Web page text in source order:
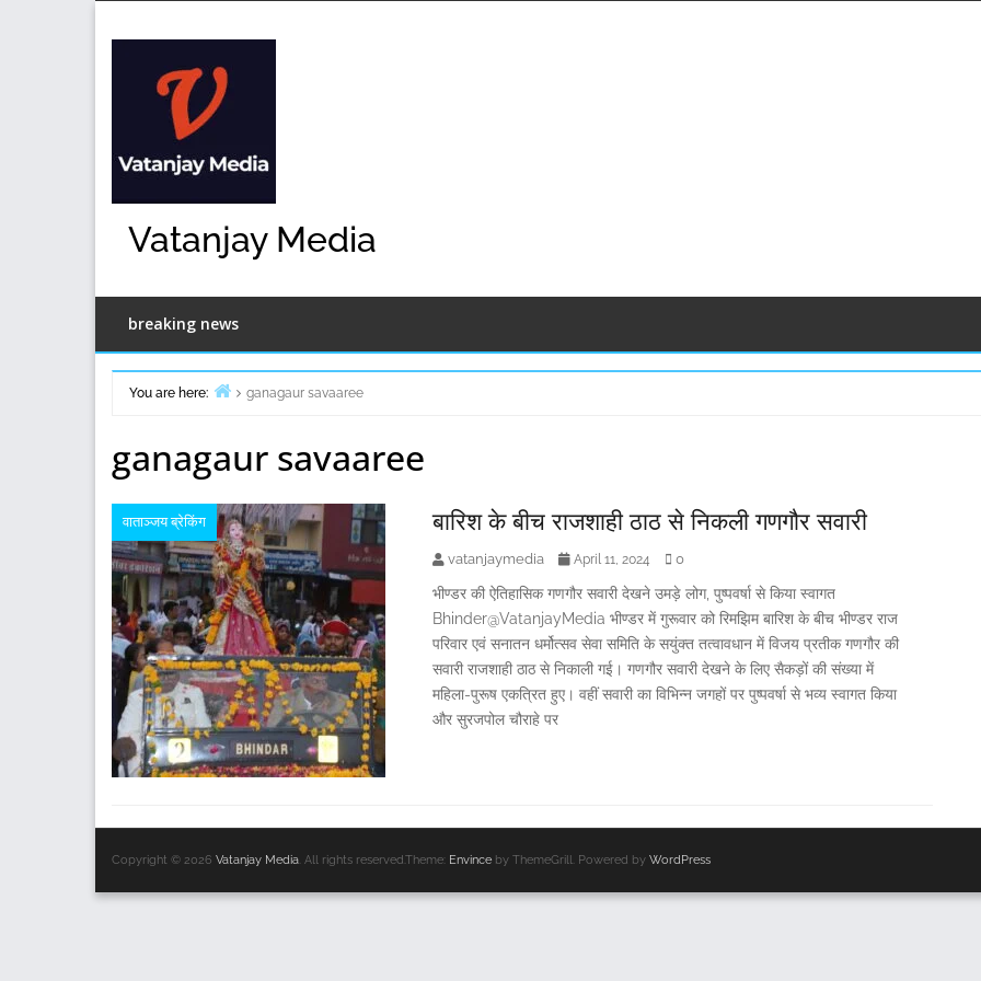
Vatanjay Media
breaking news
You are here:
ganagaur savaaree
ganagaur savaaree
वाताञ्जय ब्रेकिंग बारिश के बीच राजशाही ठाठ से निकली गणगौर सवारी
vatanjaymedia April 11, 2024 0
भीण्डर की ऐतिहासिक गणगौर सवारी देखने उमड़े लोग, पुष्पवर्षा से किया स्वागत
Bhinder@VatanjayMedia भीण्डर में गुरूवार को रिमझिम बारिश के बीच भीण्डर राज
परिवार एवं सनातन धर्मोत्सव सेवा समिति के सयुंक्त तत्वावधान में विजय प्रतीक गणगौर की
सवारी राजशाही ठाठ से निकाली गई। गणगौर सवारी देखने के लिए सैकड़ों की संख्या में
महिला-पुरूष एकत्रित हुए। वहीं सवारी का विभिन्न जगहों पर पुष्पवर्षा से भव्य स्वागत किया
और सुरजपोल चौराहे पर
Copyright © 2026 Vatanjay Media. All rights reserved.Theme: Envince by ThemeGrill. Powered by WordPress